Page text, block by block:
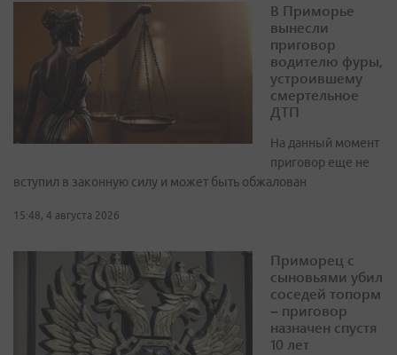
В Приморье
вынесли
приговор
водителю фуры,
устроившему
смертельное
ДТП
На данный момент
приговор еще не
вступил в законную силу и может быть обжалован
15:48, 4 августа 2026
Приморец с
сыновьями убил
соседей топорм
– приговор
назначен спустя
10 лет